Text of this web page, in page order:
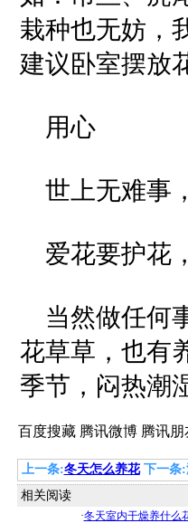
栽种也无妨，
建议卧室摆放
用心
世上无难事
爱花要护花
当然做任何
花草草，也有
季节，闷热潮
百度搜藏 腾讯微博 腾讯朋
上一条:冬天怎么养花下一条:
相关阅读
·冬天室内干燥养什么